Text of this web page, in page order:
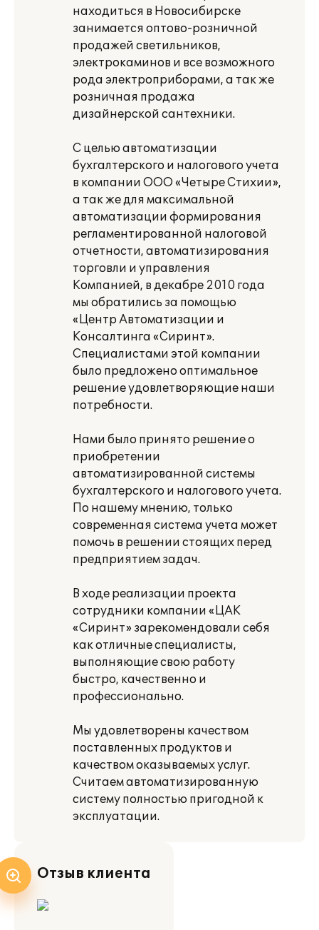
находиться в Новосибирске
занимается оптово-розничной
продажей светильников,
электрокаминов и все возможного
рода электроприборами, а так же
розничная продажа
дизайнерской сантехники.
С целью автоматизации
бухгалтерского и налогового учета
в компании ООО «Четыре Стихии»,
а так же для максимальной
автоматизации формирования
регламентированной налоговой
отчетности, автоматизирования
торговли и управления
Компанией, в декабре 2010 года
мы обратились за помощью
«Центр Автоматизации и
Консалтинга «Сиринт».
Специалистами этой компании
было предложено оптимальное
решение удовлетворяющие наши
потребности.
Нами было принято решение о
приобретении
автоматизированной системы
бухгалтерского и налогового учета.
По нашему мнению, только
современная система учета может
помочь в решении стоящих перед
предприятием задач.
В ходе реализации проекта
сотрудники компании «ЦАК
«Сиринт» зарекомендовали себя
как отличные специалисты,
выполняющие свою работу
быстро, качественно и
профессионально.
Мы удовлетворены качеством
поставленных продуктов и
качеством оказываемых услуг.
Считаем автоматизированную
систему полностью пригодной к
эксплуатации.
Отзыв клиента